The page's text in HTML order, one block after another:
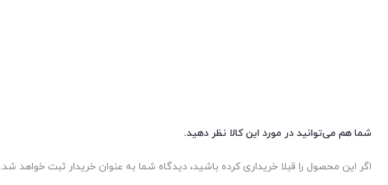
شما هم می‌توانید در مورد این کالا نظر دهید.
اگر این محصول را قبلا خریداری کرده باشید، دیدگاه شما به عنوان خریدار ثبت خواهد شد.